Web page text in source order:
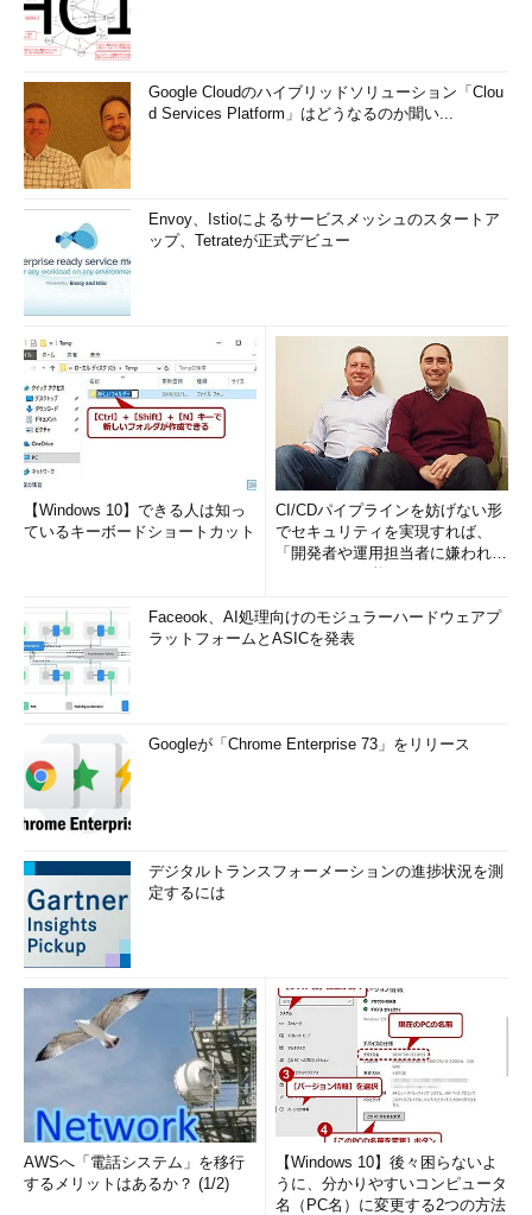
Google Cloudのハイブリッドソリューション「Clou
d Services Platform」はどうなるのか聞い...
Envoy、Istioによるサービスメッシュのスタートア
ップ、Tetrateが正式デビュー
【Windows 10】できる人は知っ
ているキーボードショートカット
CI/CDパイプラインを妨げない形
でセキュリティを実現すれば、
「開発者や運用担当者に嫌われな
Faceook、AI処理向けのモジュラーハードウェアプ
ラットフォームとASICを発表
Googleが「Chrome Enterprise 73」をリリース
デジタルトランスフォーメーションの進捗状況を測
定するには
AWSへ「電話システム」を移行
するメリットはあるか？ (1/2)
【Windows 10】後々困らないよ
うに、分かりやすいコンピュータ
名（PC名）に変更する2つの方法